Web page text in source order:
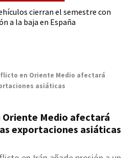
cierran el semestre con
a la baja en España
en Oriente Medio afectará
asiáticas
Oriente Medio afectará
exportaciones asiáticas